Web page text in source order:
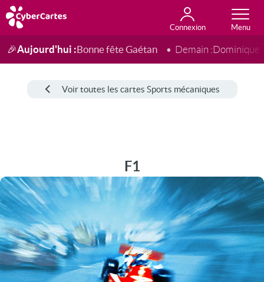
Connexion
Anniversaire
Fête du jour
Amour
Amitié
Merci
Toutes les cartes
🎉Aujourd'hui :Bonne fête Gaétan Demain :Dominique
Voir toutes les cartes Sports mécaniques
F1